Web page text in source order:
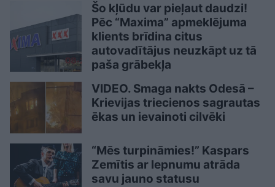
Šo kļūdu var pieļaut daudzi!
Pēc “Maxima” apmeklējuma
klients brīdina citus
autovadītājus neuzkāpt uz tā
paša grābekļa
VIDEO. Smaga nakts Odesā –
Krievijas triecienos sagrautas
ēkas un ievainoti cilvēki
“Mēs turpināmies!” Kaspars
Zemītis ar lepnumu atrāda
savu jauno statusu